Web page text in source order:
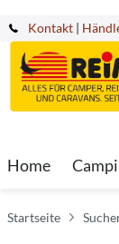
Kontakt |
Home
Startseite